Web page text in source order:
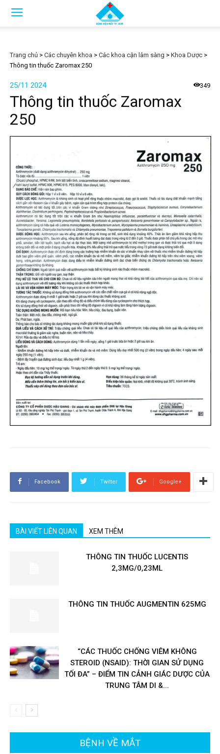
Trang chủ > Các chuyên khoa > Các khoa cận lâm sàng > Khoa Dược >
Thông tin thuốc Zaromax 250
25/11 2024 349
Thông tin thuốc Zaromax
250
Facebook Twitter Google+
BÀI VIẾT LIÊN QUAN XEM THÊM
THÔNG TIN THUỐC LUCENTIS
2,3MG/0,23ML
THÔNG TIN THUỐC AUGMENTIN 625MG
“CÁC THUỐC CHỐNG VIÊM KHÔNG
STEROID (NSAID): THỜI GIAN SỬ DỤNG
TỐI ĐA” – ĐIỂM TIN CẢNH GIÁC DƯỢC CỦA
TRUNG TÂM DI &...
BỆNH VỀ MẮT